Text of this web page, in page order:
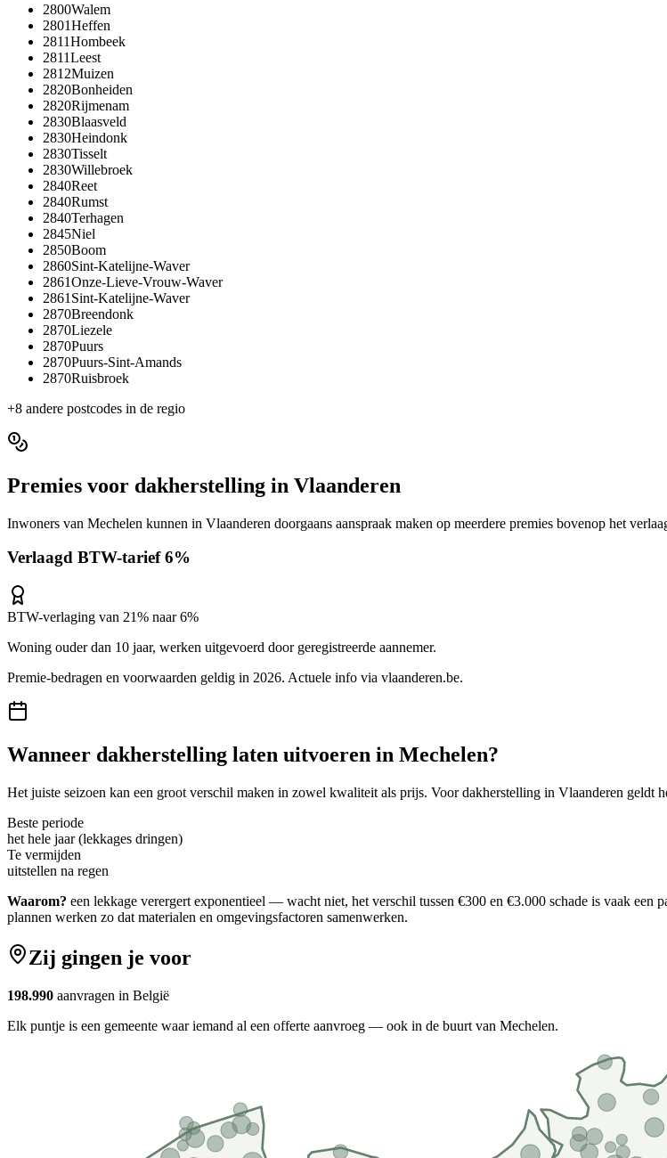
2800Walem
2801Heffen
2811Hombeek
2811Leest
2812Muizen
2820Bonheiden
2820Rijmenam
2830Blaasveld
2830Heindonk
2830Tisselt
2830Willebroek
2840Reet
2840Rumst
2840Terhagen
2845Niel
2850Boom
2860Sint-Katelijne-Waver
2861Onze-Lieve-Vrouw-Waver
2861 Sint-Katelijne-Waver
2870Breendonk
2870Liezele
2870Puurs
2870Puurs-Sint-Amands
2870Ruisbroek
+8 andere postcodes in de regio
Premies voor dakherstelling in Vlaanderen
Inwoners van Mechelen kunnen in Vlaanderen doorgaans aanspraak maken op meerdere premies bovenop het
Verlaagd BTW-tarief 6%
BTW-verlaging van 21% naar 6%
Woning ouder dan 10 jaar, werken uitgevoerd door geregistreerde aannemer.
Premie-bedragen en voorwaarden geldig in 2026. Actuele info via vlaanderen.be.
Wanneer dakherstelling laten uitvoeren in Mechelen?
Het juiste seizoen kan een groot verschil maken in zowel kwaliteit als prijs. Voordakherstelling in Vlaanderen geldt
Beste periode
het hele jaar (lekkages dringen)
Te vermijden
uitstellen na regen
Waarom? een lekkage verergert exponentieel — wacht niet, het verschil tussen €300 en €3.000 schade is vaak een
plannen werken zo dat materialen en omgevingsfactoren samenwerken.
Zij gingen je voor
198.990 aanvragen in België
Elk puntje is een gemeente waar iemand al een offerte aanvroeg — ook in de buurt van Mechelen.